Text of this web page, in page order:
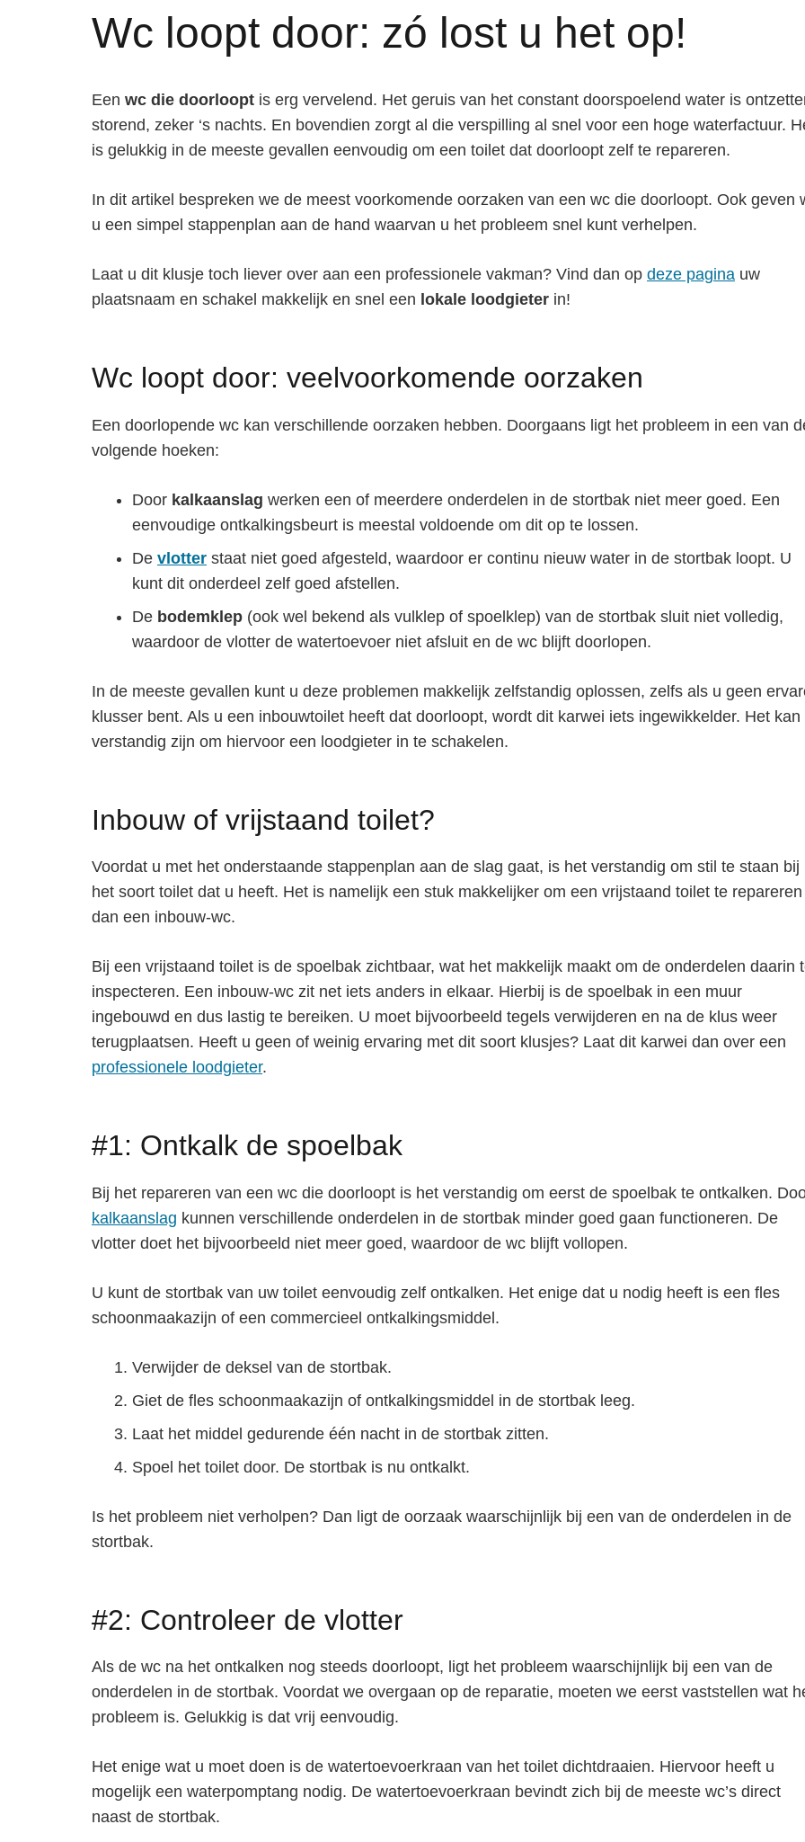
Wc loopt door: zó lost u het op!
Een wc die doorloopt is erg vervelend. Het geruis van het constant doorspoelend water is
storend, zeker ‘s nachts. En bovendien zorgt al die verspilling al snel voor een hoge waterfactuur.
is gelukkig in de meeste gevallen eenvoudig om een toilet dat doorloopt zelf te repareren.
In dit artikel bespreken we de meest voorkomende oorzaken van een wc die doorloopt. Ook geven
u een simpel stappenplan aan de hand waarvan u het probleem snel kunt verhelpen.
Laat u dit klusje toch liever over aan een professionele vakman? Vind dan op deze pagina uw
plaatsnaam en schakel makkelijk en snel een lokale loodgieter in!
Wc loopt door: veelvoorkomende oorzaken
Een doorlopende wc kan verschillende oorzaken hebben. Doorgaans ligt het probleem in een van
volgende hoeken:
Door kalkaanslag werken een of meerdere onderdelen in de stortbak niet meer goed. Een
eenvoudige ontkalkingsbeurt is meestal voldoende om dit op te lossen.
De vlotter staat niet goed afgesteld, waardoor er continu nieuw water in de stortbak loopt. U
kunt dit onderdeel zelf goed afstellen.
De bodemklep (ook wel bekend als vulklep of spoelklep) van de stortbak sluit niet volledig,
waardoor de vlotter de watertoevoer niet afsluit en de wc blijft doorlopen.
In de meeste gevallen kunt u deze problemen makkelijk zelfstandig oplossen, zelfs als u geen
klusser bent. Als u een inbouwtoilet heeft dat doorloopt, wordt dit karwei iets ingewikkelder. Het kan
verstandig zijn om hiervoor een loodgieter in te schakelen.
Inbouw of vrijstaand toilet?
Voordat u met het onderstaande stappenplan aan de slag gaat, is het verstandig om stil te staan bij
het soort toilet dat u heeft. Het is namelijk een stuk makkelijker om een vrijstaand toilet te repareren
dan een inbouw-wc.
Bij een vrijstaand toilet is de spoelbak zichtbaar, wat het makkelijk maakt om de onderdelen daarin
inspecteren. Een inbouw-wc zit net iets anders in elkaar. Hierbij is de spoelbak in een muur
ingebouwd en dus lastig te bereiken. U moet bijvoorbeeld tegels verwijderen en na de klus weer
terugplaatsen. Heeft u geen of weinig ervaring met dit soort klusjes? Laat dit karwei dan over een
professionele loodgieter.
#1: Ontkalk de spoelbak
Bij het repareren van een wc die doorloopt is het verstandig om eerst de spoelbak te ontkalken.
kalkaanslag kunnen verschillende onderdelen in de stortbak minder goed gaan functioneren. De
vlotter doet het bijvoorbeeld niet meer goed, waardoor de wc blijft vollopen.
U kunt de stortbak van uw toilet eenvoudig zelf ontkalken. Het enige dat u nodig heeft is een fles
schoonmaakazijn of een commercieel ontkalkingsmiddel.
Verwijder de deksel van de stortbak.
Giet de fles schoonmaakazijn of ontkalkingsmiddel in de stortbak leeg.
Laat het middel gedurende één nacht in de stortbak zitten.
Spoel het toilet door. De stortbak is nu ontkalkt.
Is het probleem niet verholpen? Dan ligt de oorzaak waarschijnlijk bij een van de onderdelen in de
stortbak.
#2: Controleer de vlotter
Als de wc na het ontkalken nog steeds doorloopt, ligt het probleem waarschijnlijk bij een van de
onderdelen in de stortbak. Voordat we overgaan op de reparatie, moeten we eerst vaststellen wat
probleem is. Gelukkig is dat vrij eenvoudig.
Het enige wat u moet doen is de watertoevoerkraan van het toilet dichtdraaien. Hiervoor heeft u
mogelijk een waterpomptang nodig. De watertoevoerkraan bevindt zich bij de meeste wc’s direct
naast de stortbak.